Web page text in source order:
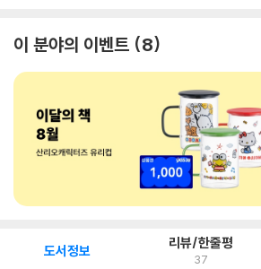
이 분야의 이벤트 8
도서정보 리뷰/한줄평
37